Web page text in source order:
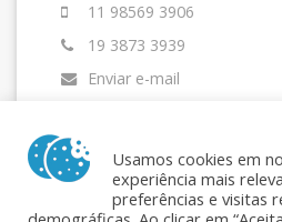
11 98569 3906
19 3873 3939
Enviar e-mail
Usamos cookies em
experiência mais
preferências e visitas